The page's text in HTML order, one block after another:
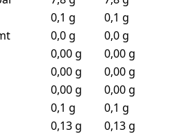
0,1 g
0,1 g
0,0 g
0,0 g
0,00 g
0,00 g
0,00 g
0,00 g
0,00 g
0,00 g
0,1 g
0,1 g
0,13 g
0,13 g